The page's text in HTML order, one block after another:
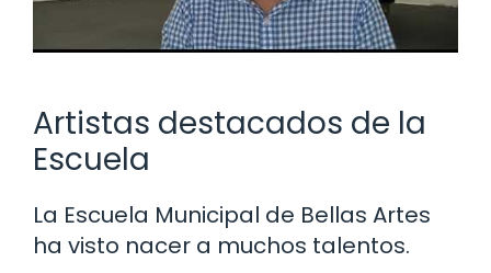
Artistas destacados de la
Escuela
La Escuela Municipal de Bellas Artes
ha visto nacer a muchos talentos.